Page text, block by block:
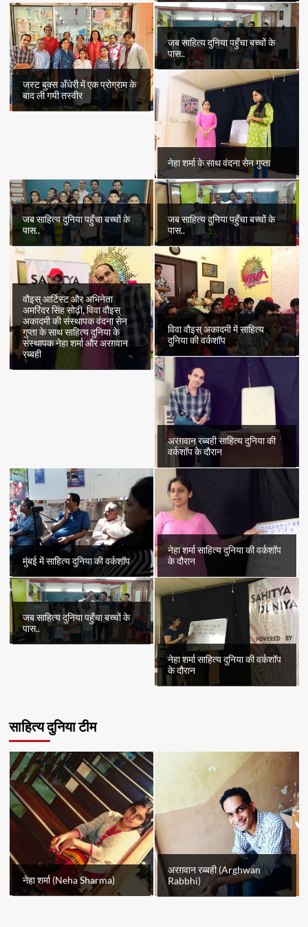
जस्ट बुक्स अँधेरी में एक प्रोग्राम के
बाद ली गयी तस्वीर
जब साहित्य दुनिया पहुँचा बच्चों के
पास..
नेहा शर्मा के साथ वंदना सेन गुप्ता
जब साहित्य दुनिया पहुँचा बच्चों के
पास..
जब साहित्य दुनिया पहुँचा बच्चों के
पास..
वौइस् आर्टिस्ट और अभिनेता
अमरिंदर सिंह सोढ़ी, विवा वौइस्
अकादमी की संस्थापक वंदना सेन
गुप्ता के साथ साहित्य दुनिया के
संस्थापक नेहा शर्मा और अरग़वान
रब्बही
विवा वौइस् अकादमी में साहित्य
दुनिया की वर्कशॉप
अरग़वान रब्बही साहित्य दुनिया की
वर्कशॉप के दौरान
मुंबई में साहित्य दुनिया की वर्कशॉप
नेहा शर्मा साहित्य दुनिया की वर्कशॉप
के दौरान
जब साहित्य दुनिया पहुँचा बच्चों के
पास..
नेहा शर्मा साहित्य दुनिया की वर्कशॉप
के दौरान
साहित्य दुनिया टीम
नेहा शर्मा (Neha Sharma)
अरग़वान रब्बही (Arghwan
Rabbhi)